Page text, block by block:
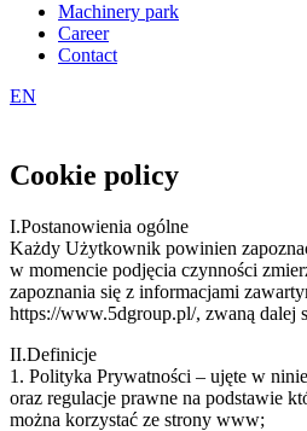
Machinery park
Career
Contact
EN
Cookie policy
I.Postanowienia ogólne
Każdy Użytkownik powinien
w momencie podjęcia czynności
zapoznania się z informacjami
https://www.5dgroup.pl/, zwaną dalej
II.Definicje
1. Polityka Prywatności – ujęte w
oraz regulacje prawne na podstawie
można korzystać ze strony www;